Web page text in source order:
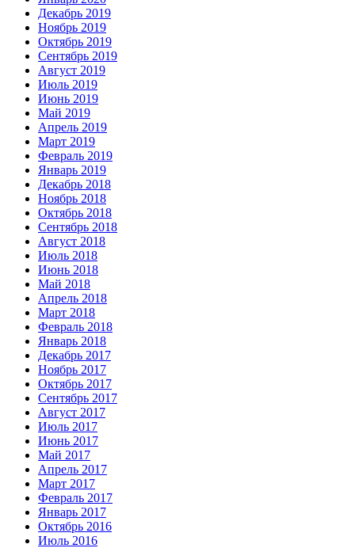
Декабрь 2019
Ноябрь 2019
Октябрь 2019
Сентябрь 2019
Август 2019
Июль 2019
Июнь 2019
Май 2019
Апрель 2019
Март 2019
Февраль 2019
Январь 2019
Декабрь 2018
Ноябрь 2018
Октябрь 2018
Сентябрь 2018
Август 2018
Июль 2018
Июнь 2018
Май 2018
Апрель 2018
Март 2018
Февраль 2018
Январь 2018
Декабрь 2017
Ноябрь 2017
Октябрь 2017
Сентябрь 2017
Август 2017
Июль 2017
Июнь 2017
Май 2017
Апрель 2017
Март 2017
Февраль 2017
Январь 2017
Октябрь 2016
Июль 2016